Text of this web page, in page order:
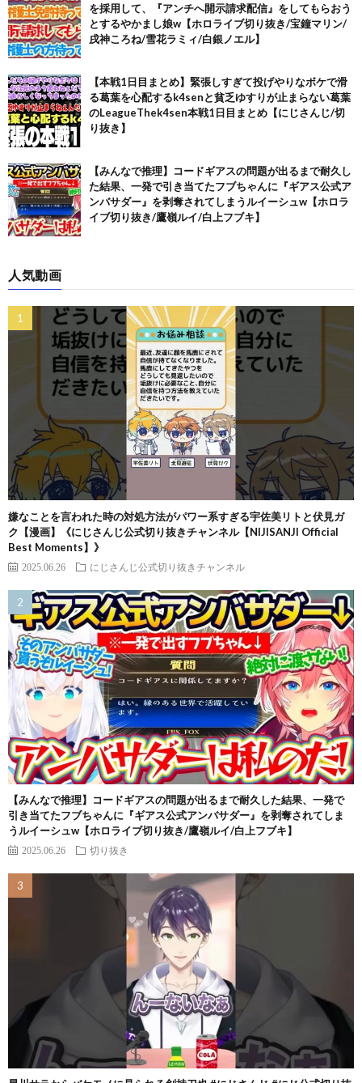
を採用して、『アンチへ開示請求配信』をしてもらおう
とするやかまし娘w【ホロライブ切り抜き/宝鐘マリン/
戌神ころね/雪花ラミィ/白銀ノエル】
【本戦1日目まとめ】緊張しすぎて投げやりなボケで滑
る葛葉を心配するk4senと貧乏ゆすりが止まらない葛葉
のLeagueThek4sen本戦1日目まとめ【にじさんじ/切
り抜き】
【みんなで推理】コードギアスの問題が出るまで耐久し
た結果、一発で引き当てたフブちゃんに『ギアス公式ア
ンバサダー』を剥奪されてしまうルイーシュw【ホロラ
イブ切り抜き/鷹嶺ルイ/白上フブキ】
人気動画
嫌なことを言われた時の対処方法がパワー系すぎる宇佐美リトと伏見ガ
ク【漫画】《にじさんじ公式切り抜きチャンネル【NIJISANJI Official
Best Moments】》
2025.06.26 にじさんじ公式切り抜きチャンネル
【みんなで推理】コードギアスの問題が出るまで耐久した結果、一発で
引き当てたフブちゃんに『ギアス公式アンバサダー』を剥奪されてしま
うルイーシュw【ホロライブ切り抜き/鷹嶺ルイ/白上フブキ】
2025.06.26 切り抜き